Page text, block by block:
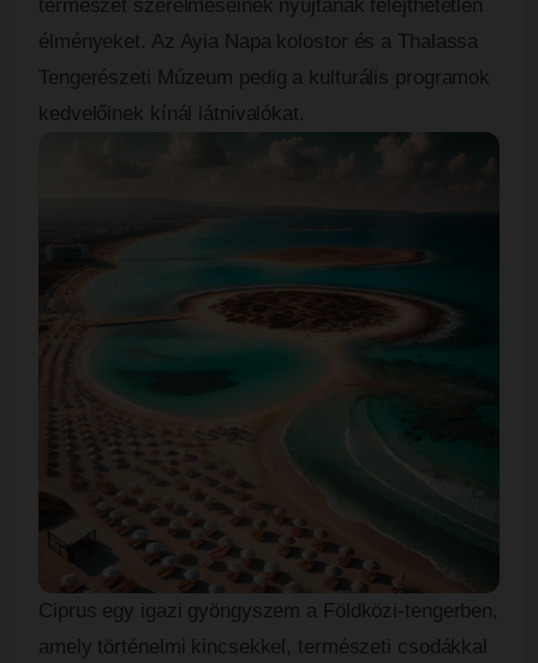
természet szerelmeseinek nyújtanak felejthetetlen
élményeket. Az Ayia Napa kolostor és a Thalassa
Tengerészeti Múzeum pedig a kulturális programok
kedvelőinek kínál látnivalókat.
Ciprus egy igazi gyöngyszem a Földközi-tengerben,
amely történelmi kincsekkel, természeti csodákkal